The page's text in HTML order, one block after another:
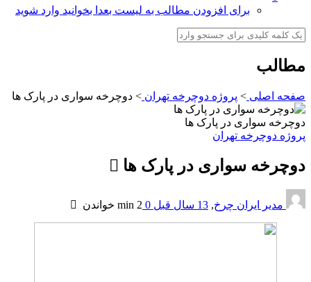
برای افزودن مطالب به لیست بعدا بخوانید وارد شوید
مطالب
صفحه اصلی > پروژه دوچرخه تهران > دوچرخه سواری در پارک ها
دوچرخه سواری در پارک ها
پروژه دوچرخه تهران
دوچرخه سواری در پارک ها
مدیر ایران چرخ, 13 سال قبل 0
2 min خواندن